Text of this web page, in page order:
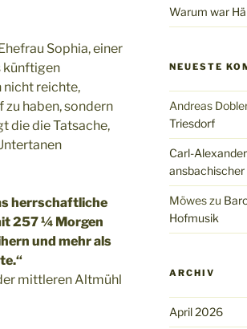
Sophia, einer
künftigen
nicht reichte,
haben, sondern
die die Tatsache,
herrschaftliche
257 ¼ Morgen
und mehr als
mittleren Altmühl
Warum war
NEUESTE
Andreas
Triesdorf
Carl-
Möweszu
Hofmusik
ARCHIV
April 2026